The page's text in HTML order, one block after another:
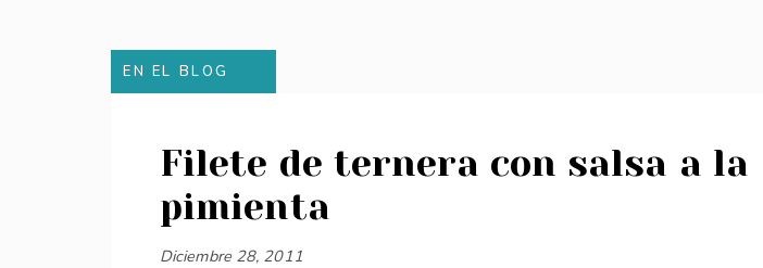
EN EL BLOG
Filete de ternera con salsa a la
pimienta
Diciembre 28, 2011